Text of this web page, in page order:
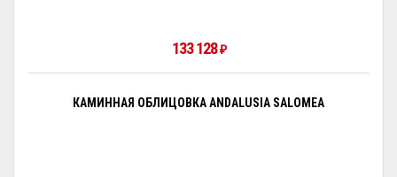
133 128₽
КАМИННАЯ ОБЛИЦОВКА ANDALUSIA SALOMEA